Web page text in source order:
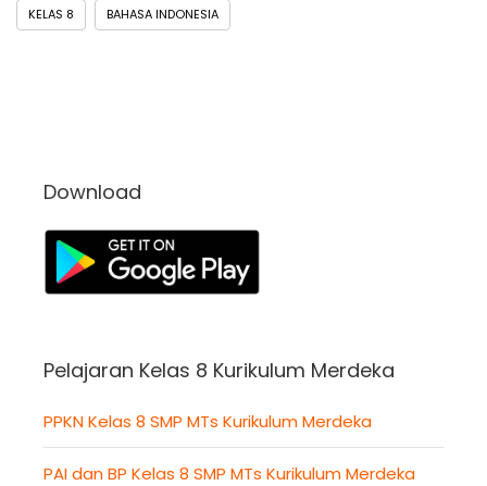
KELAS 8 BAHASA INDONESIA
Download
Pelajaran Kelas 8 Kurikulum Merdeka
PPKN Kelas 8 SMP MTs Kurikulum Merdeka
PAI dan BP Kelas 8 SMP MTs Kurikulum Merdeka